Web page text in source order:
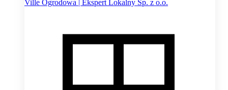
Ville Ogrodowa | Ekspert Lokalny Sp. z o.o.